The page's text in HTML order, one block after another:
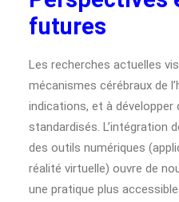
futures
Les recherches actuelles
mécanismes cérébraux de
indications, et à
standardisés. L’intégration
des outils numériques
réalité virtuelle) ouvre de
une pratique plus